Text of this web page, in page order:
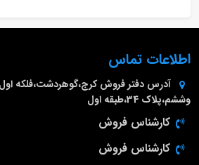
اطلاعات تماس
آدرس دفتر فروش کرج،گوهردشت،فلکه
وششم،پلاک 34،طبقه اول
کارشناس فروش
کارشناس فروش